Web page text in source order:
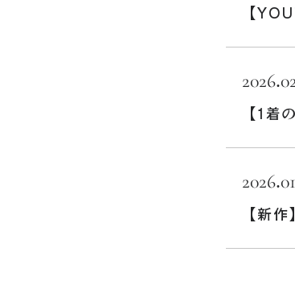
【
【1
【新